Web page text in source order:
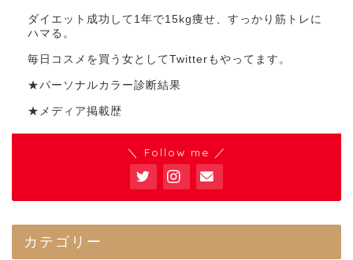
ダイエット成功して1年で15kg痩せ、すっかり筋トレに
ハマる。
毎日コスメを買う女としてTwitterもやってます。
★パーソナルカラー診断結果
★メディア掲載歴
＼ Follow me ／
カテゴリー